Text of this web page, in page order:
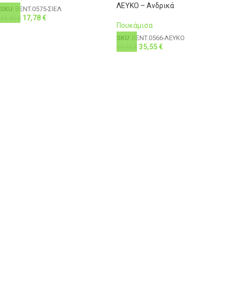
SKU: BENT.0575-ΣΙΕΛ
€ 17,78€
ΛΕΥΚΟ – Ανδρικά
Πουκάμισα
SKU: BENT.0566-ΛΕΥΚΟ
€ 35,55€